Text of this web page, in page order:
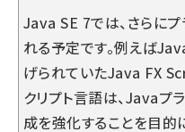
Java SE 7では、さらに
れる予定です。例えば
げられていたJava FX
クリプト言語は、Javaプ
成を強化することを目的